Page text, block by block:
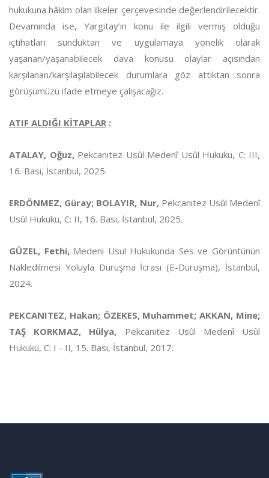
hukukuna hâkim olan ilkeler çerçevesinde değerlendirilecektir.
Devamında ise, Yargıtay’ın konu ile ilgili vermiş olduğu
içtihatları sunduktan ve uygulamaya yönelik olarak
yaşanan/yaşanabilecek dava konusu olaylar açısından
karşılanan/karşılaşılabilecek durumlara göz attıktan sonra
görüşümüzü ifade etmeye çalışacağız.
ATIF ALDIĞI KİTAPLAR :
ATALAY, Oğuz, Pekcanıtez Usûl Medenî Usûl Hukuku, C: III,
16. Bası, İstanbul, 2025.
ERDÖNMEZ, Güray; BOLAYIR, Nur, Pekcanıtez Usûl Medenî
Usûl Hukuku, C: II, 16. Bası, İstanbul, 2025.
GÜZEL, Fethi,Medeni Usul Hukukunda Ses ve Görüntünün
Nakledilmesi Yoluyla Duruşma İcrası (E-Duruşma), İstanbul,
2024.
PEKCANITEZ, Hakan; ÖZEKES, Muhammet; AKKAN, Mine;
TAŞ KORKMAZ, Hülya, Pekcanıtez Usûl Medenî Usûl
Hukuku, C: I - II, 15. Bası, İstanbul, 2017.